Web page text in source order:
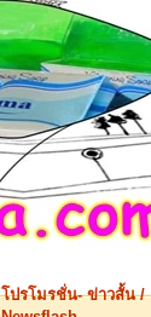
โปรโมรชั่น- ข่าวสั้น /